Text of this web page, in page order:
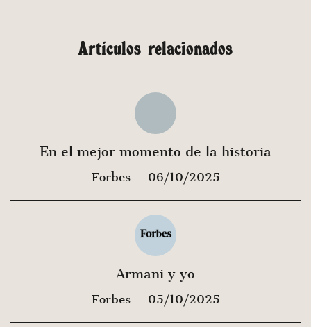
Artículos relacionados
En el mejor momento de la historia
Forbes 06/10/2025
Armani y yo
Forbes 05/10/2025